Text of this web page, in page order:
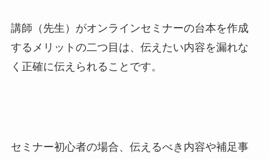
講師（先生）がオンラインセミナーの台本を作成
するメリットの二つ目は、伝えたい内容を漏れな
く正確に伝えられることです。
セミナー初心者の場合、伝えるべき内容や補足事